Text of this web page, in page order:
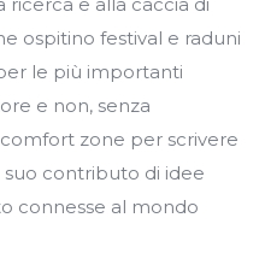
ospitino festival e raduni
le più importanti
e non, senza
zone per scrivere
suo contributo di idee
connesse al mondo